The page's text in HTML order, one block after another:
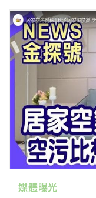
媒體曝光